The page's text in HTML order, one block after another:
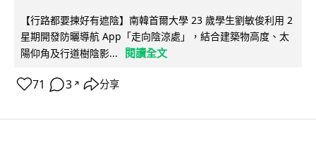
【行路都要揀好有遮陰】南韓首爾大學 23 歲學生劉敏俊利用 2
星期開發防曬導航 App「走向陰涼處」，結合建築物高度、太
陽仰角及行道樹陰影...
閱讀全文
71 3 ↗ 分享